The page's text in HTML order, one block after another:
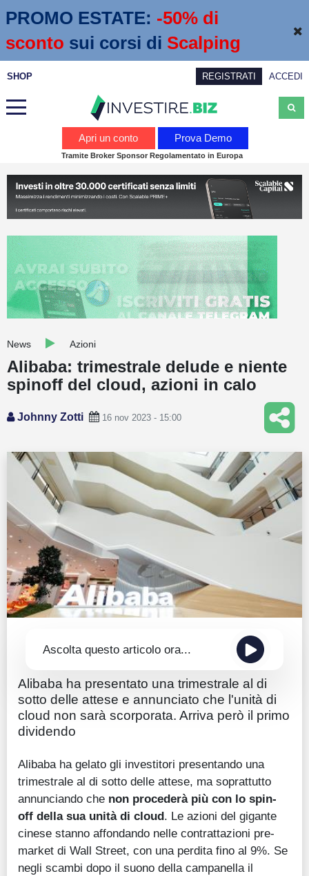
PROMO ESTATE: -50% di
sconto sui corsi di Scalping
SHOP REGISTRATI ACCEDI
Calendario economico
Webinar
Trading
Education
Quotazioni
Conto IG
Guru Monitor
Altro
Apri un conto Prova Demo
Tramite Broker Sponsor Regolamentato in Europa
News Azioni
Alibaba: trimestrale delude e niente
spinoff del cloud, azioni in calo
Johnny Zotti 16 nov 2023 - 15:00
Ascolta questo articolo ora...
Alibaba ha presentato una trimestrale al di
sotto delle attese e annunciato che l'unità di
cloud non sarà scorporata. Arriva però il primo
dividendo
Alibaba ha gelato gli investitori presentando una
trimestrale al di sotto delle attese, ma soprattutto
annunciando che non procederà più con lo spin-
off della sua unità di cloud. Le azioni del gigante
cinese stanno affondando nelle contrattazioni pre-
market di Wall Street, con una perdita fino al 9%. Se
negli scambi dopo il suono della campanella il